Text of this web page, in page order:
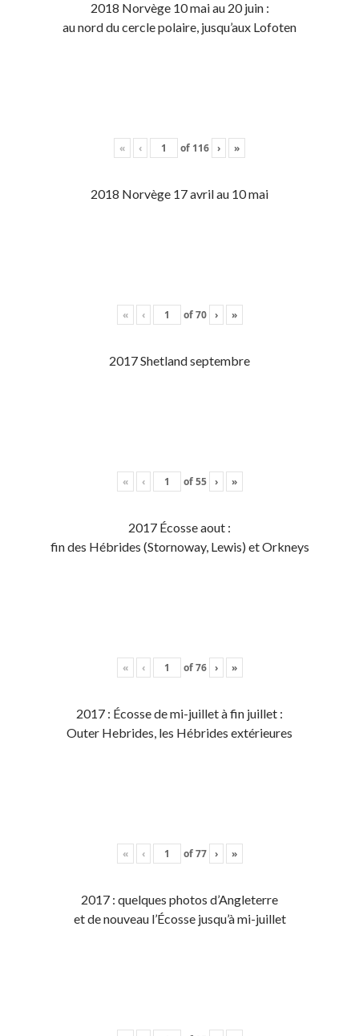
2018 Norvège 10 mai au 20 juin :
au nord du cercle polaire, jusqu’aux Lofoten
« ‹ of 116 › »
2018 Norvège 17 avril au 10 mai
« ‹ of70 › »
2017 Shetland septembre
« ‹ of55 › »
2017 Écosse aout :
fin des Hébrides (Stornoway, Lewis) et Orkneys
« ‹ of76 › »
2017 : Écosse de mi-juillet à fin juillet :
Outer Hebrides, les Hébrides extérieures
« ‹ of77 › »
2017 : quelques photos d’Angleterre
et de nouveau l’Écosse jusqu’à mi-juillet